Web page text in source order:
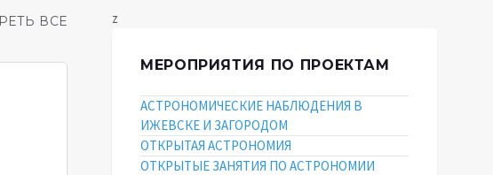
ВСЕ z
МЕРОПРИЯТИЯ ПО ПРОЕКТАМ
АСТРОНОМИЧЕСКИЕ НАБЛЮДЕНИЯ В
ИЖЕВСКЕ И ЗАГОРОДОМ
ОТКРЫТАЯ АСТРОНОМИЯ
ОТКРЫТЫЕ ЗАНЯТИЯ ПО АСТРОНОМИИ